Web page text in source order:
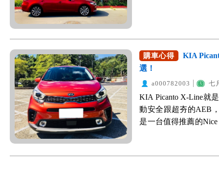
ESC 8.具有AVM 360
明確 10.胎壓偵測可
定速。後方的換檔撥
候，手撥一下降檔
CarPlay，可以直接使
曲的恆溫空調。 目前
中，目前油耗
可以在漂亮一點。 整
名的爛，馬路上四處
彎、出彎都可以很有
以舒適為主，但比起
情況，碎震處理也都
平衡。 後來看到統哥
底盤真的下了很多工
任Toyota社長-豐田
Toyota集團內，看來
控性。 我自己最愛的
疑。 另比較讓人驚奇
試實驗室」，只要有
且將場景搬回撞擊測
麼樣的結果，並從中
可以打造出移動坦克
動安全完整： Volvo
駕駛輔助系統 PA2，
用直列4缸 2.0T 渦輪
慧定速系統、FEB自
警示、IPA主動停車
你看Benz的編制就
&AWD 還有齊全的主
(雖有2.0T引擎與AWD
的空缺 GLA 250
選。原先從國產車看
直到有次搭球友的便
刻，因為不僅車型、
立馬去預約試乘，
Mazda 6，老爸完全
金屬鍍鉻飾條與質感
向盤、鞍座、儀表上
購車心得
KIA
選！
a000782003 七
KIA Picanto X-Line就
動安全跟超夯的AEB
是一台值得推薦的
菜、接送小孩與市區